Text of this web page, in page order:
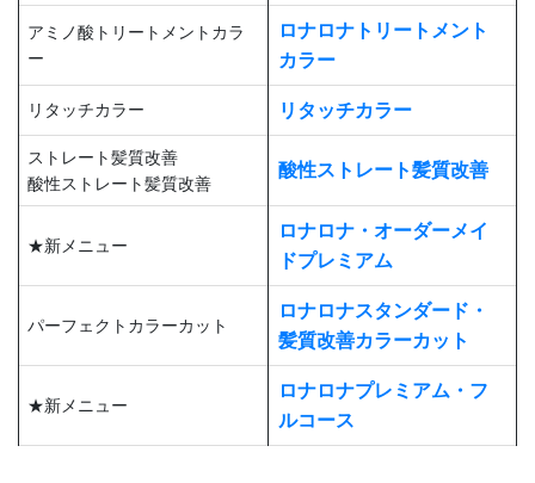
アミノ酸トリートメントカラ
ー
ロナロナトリートメント
カラー
リタッチカラー リタッチカラー
ストレート髪質改善
酸性ストレート髪質改善
酸性ストレート髪質改善
★新メニュー
ロナロナ・オーダーメイ
ドプレミアム
パーフェクトカラーカット
ロナロナスタンダード・
髪質改善カラーカット
★新メニュー
ロナロナプレミアム・フ
ルコース